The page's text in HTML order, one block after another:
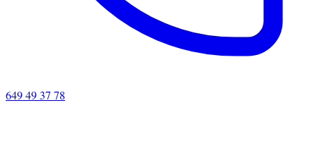
649 49 37 78